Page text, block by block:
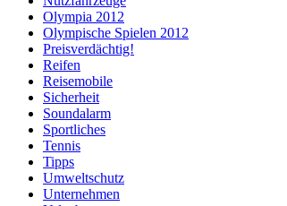
Olympia 2012
Olympische Spielen 2012
Preisverdächtig!
Reifen
Reisemobile
Sicherheit
Soundalarm
Sportliches
Tennis
Tipps
Umweltschutz
Unternehmen